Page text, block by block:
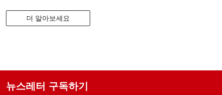
더 알아보세요
뉴스레터 구독하기